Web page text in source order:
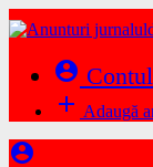
account_circle
add Adaugă
account_circle